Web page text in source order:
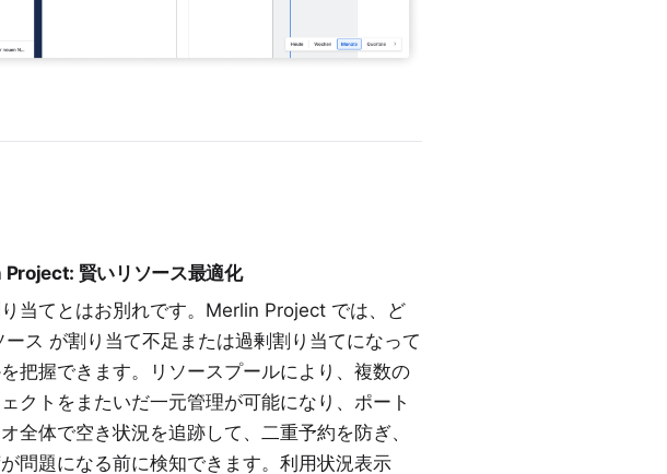
賢いリソース最適化
当てとはお別れです。Merlin Project では、ど
ース が割り当て不足または過剰割り当てになって
把握できます。リソースプールにより、複数の
クトをまたいだ一元管理が可能になり、ポート
全体で空き状況を追跡して、二重予約を防ぎ、
問題になる前に検知できます。利用状況表示